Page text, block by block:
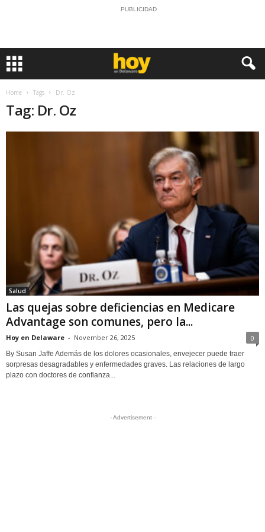
PUBLICIDAD
Home Tags Dr. Oz
Tag: Dr. Oz
Salud
Las quejas sobre deficiencias en Medicare
Advantage son comunes, pero la...
Hoy en Delaware - November 26, 2025 0
By Susan Jaffe Además de los dolores ocasionales, envejecer puede traer
sorpresas desagradables y enfermedades graves. Las relaciones de largo
plazo con doctores de confianza...
- Advertisement -